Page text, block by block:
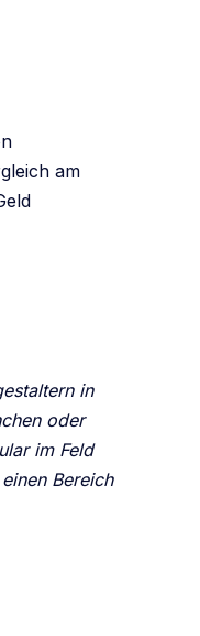
am
in
oder
im Feld
Bereich